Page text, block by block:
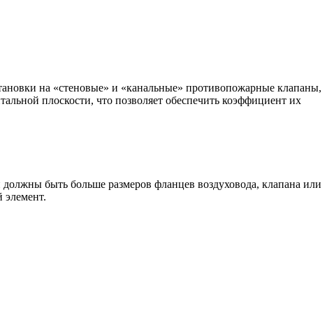
на «стеновые» и «канальные» противопожарные клапаны,
плоскости, что позволяет обеспечить коэффициент их
быть больше размеров фланцев воздуховода, клапана или
элемент.